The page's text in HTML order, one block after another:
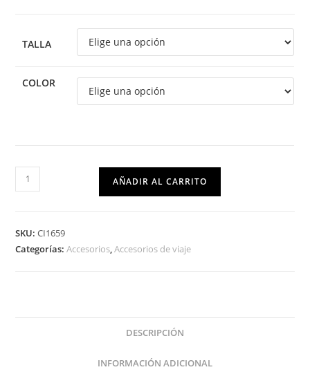
TALLA
COLOR
AÑADIR AL CARRITO
SKU:CI1659
Categorías:Accesorios,Accesorios de viaje
DESCRIPCIÓN
INFORMACIÓN ADICIONAL